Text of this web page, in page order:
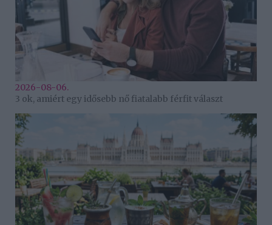
2026-08-06.
3 ok, amiért egy idősebb nő fiatalabb férfit választ